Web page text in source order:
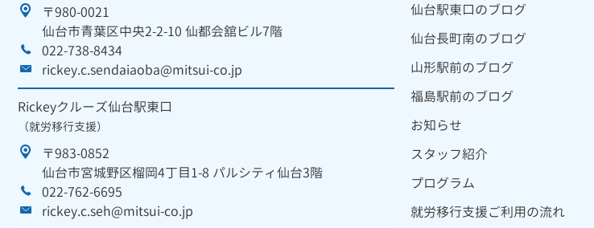
〒980-0021
仙台市青葉区中央2-2-10 仙都会舘ビル7階
022-738-8434
rickey.c.sendaiaoba@mitsui-co.jp
Rickeyクルーズ仙台駅東口
（就労移行支援）
〒983-0852
仙台市宮城野区榴岡4丁目1-8 パルシティ仙台3階
022-762-6695
rickey.c.seh@mitsui-co.jp
仙台駅東口のブログ
仙台長町南のブログ
山形駅前のブログ
福島駅前のブログ
お知らせ
スタッフ紹介
プログラム
就労移行支援ご利用の流れ